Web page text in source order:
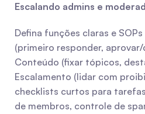
Escalando admins e
Defina funções claras e
(primeiro responder,
Conteúdo (fixar tópicos,
Escalamento (lidar com
checklists curtos para
de membros, controle de